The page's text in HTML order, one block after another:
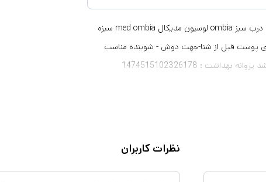
لوسیون شست وشوی صورت و پاک کننده مدیکال نرمال درب سبز ombia لوسیون مدیکال med ombia سبزه
پوست قبل از شنا-جهت دوش - شوینده مناسب
: 1474515102326178
نظرات کاربران